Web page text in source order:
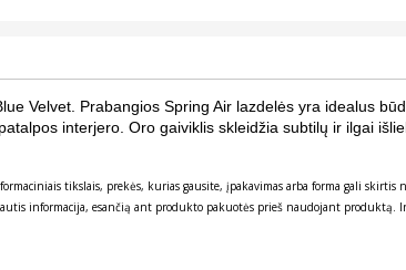
Velvet. Prabangios Spring Air lazdelės yra idealus
interjero. Oro gaiviklis skleidžia subtilų ir ilgai
tikslais, prekės, kurias gausite, įpakavimas arba forma gali
informacija, esančią ant produkto pakuotės prieš naudojant